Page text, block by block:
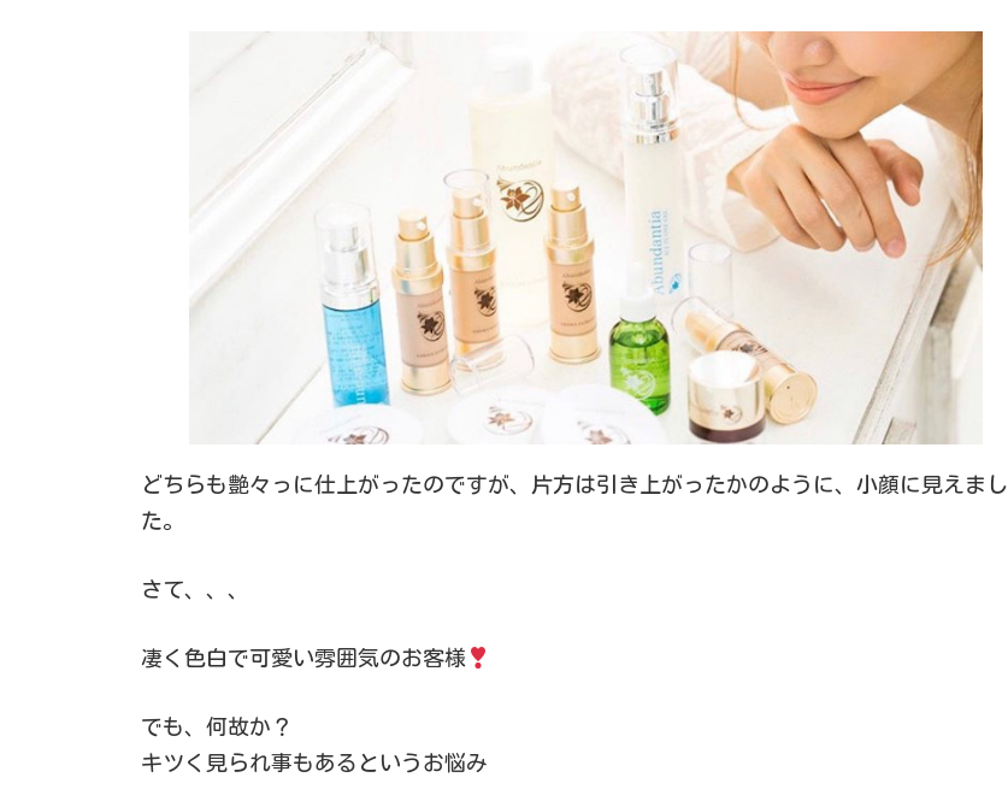
どちらも艶々っに仕上がったのですが、片方は引き上がったかのように、小顔に見えまし
た。
さて、、、
凄く色白で可愛い雰囲気のお客様
でも、何故か？
キツく見られ事もあるというお悩み